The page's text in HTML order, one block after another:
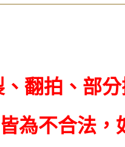
翻拍、部
為不合法，